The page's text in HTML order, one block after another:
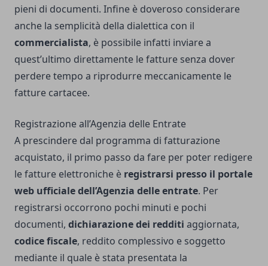
pieni di documenti. Infine è doveroso considerare
anche la semplicità della dialettica con il
commercialista, è possibile infatti inviare a
quest’ultimo direttamente le fatture senza dover
perdere tempo a riprodurre meccanicamente le
fatture cartacee.
Registrazione all’Agenzia delle Entrate
A prescindere dal programma di fatturazione
acquistato, il primo passo da fare per poter redigere
le fatture elettroniche è registrarsi presso il portale
web ufficiale dell’Agenzia delle entrate. Per
registrarsi occorrono pochi minuti e pochi
documenti, dichiarazione dei redditi aggiornata,
codice fiscale, reddito complessivo e soggetto
mediante il quale è stata presentata la